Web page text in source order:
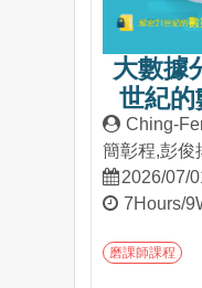
大數據
世紀的
Ching-
簡彰程,彭俊
鎮2026/07/
7Hours/
磨課師課程